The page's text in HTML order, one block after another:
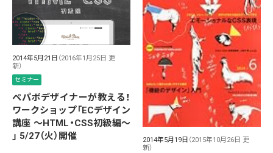
2014年5月21日 （2016年1月25日 更
新）
セミナー
ペパボデザイナーが教える！
ワークショップ「ECデザイン
講座 〜HTML・CSS初級編〜
」 5/27（火）開催
2014年5月19日 （2015年10月26日 更
新）